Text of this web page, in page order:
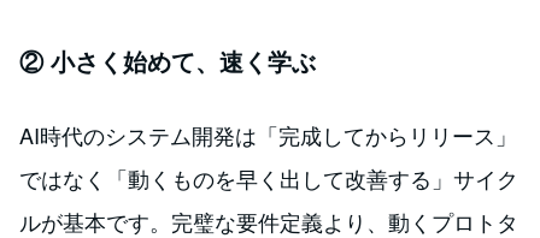
② 小さく始めて、速く学ぶ
AI時代のシステム開発は「完成してからリリース」
ではなく「動くものを早く出して改善する」サイク
ルが基本です。完璧な要件定義より、動くプロトタ